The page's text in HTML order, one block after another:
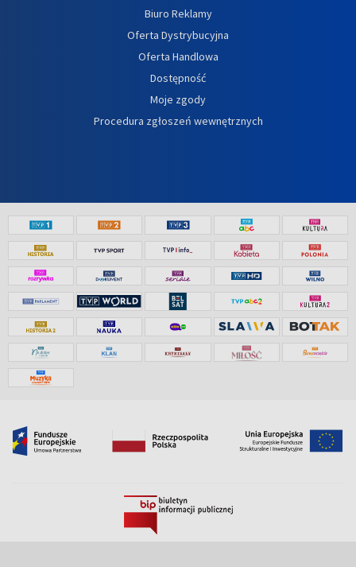
Biuro Reklamy
Oferta Dystrybucyjna
Oferta Handlowa
Dostępność
Moje zgody
Procedura zgłoszeń wewnętrznych